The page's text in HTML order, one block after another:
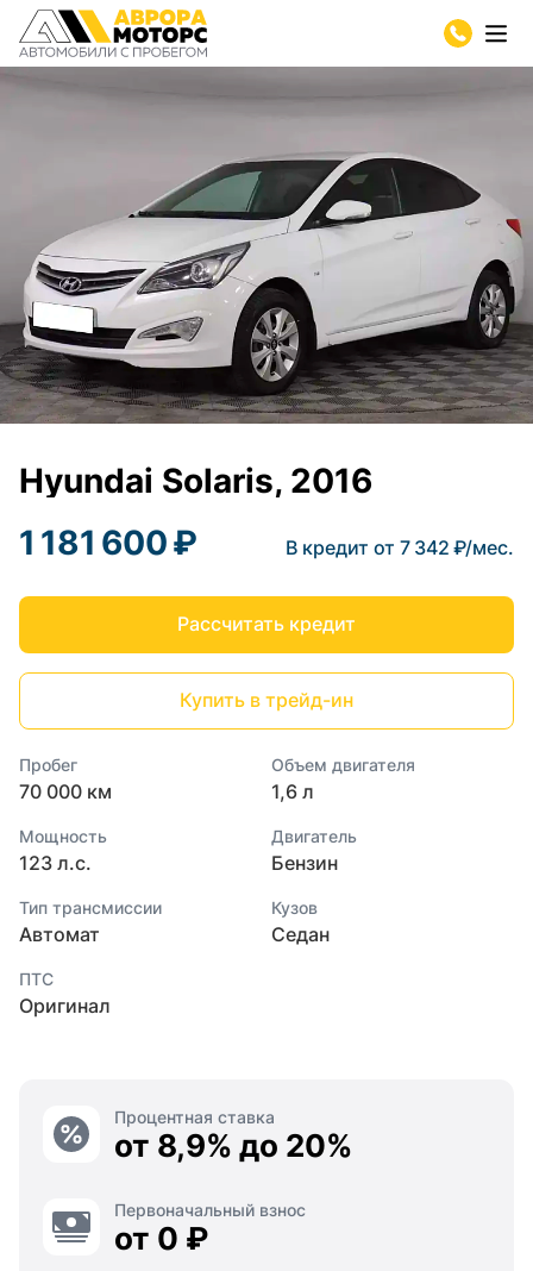
Hyundai Solaris, 2016
1 181 600 ₽
В кредит от 7 342 ₽/мес.
Рассчитать кредит
Купить в трейд-ин
Пробег
70 000 км
Объем двигателя
1,6 л
Мощность
123 л.с.
Двигатель
Бензин
Тип трансмиссии
Автомат
Кузов
Седан
ПТС
Оригинал
Процентная ставка
от 8,9% до 20%
Первоначальный взнос
от 0 ₽